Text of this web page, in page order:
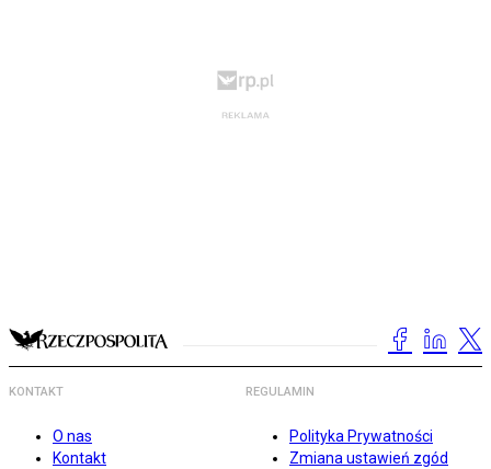
KONTAKT
O nas
Kontakt
REGULAMIN
Polityka Prywatności
Zmiana ustawień zgód